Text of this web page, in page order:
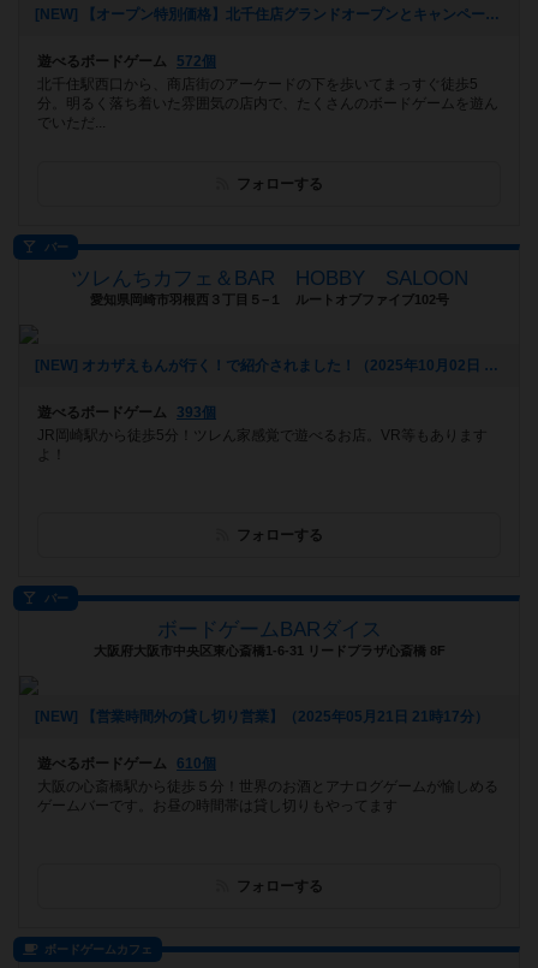
[NEW] 【オープン特別価格】北千住店グランドオープンとキャンペーンのご案内（2026年01月09日 14時39分）
遊べるボードゲーム
572個
北千住駅西口から、商店街のアーケードの下を歩いてまっすぐ徒歩5
分。明るく落ち着いた雰囲気の店内で、たくさんのボードゲームを遊ん
でいただ...
フォローする
バー
ツレんちカフェ＆BAR HOBBY SALOON
愛知県岡崎市羽根西３丁目５−１ ルートオブファイブ102号
[NEW] オカザえもんが行く！で紹介されました！（2025年10月02日 18時35分）
遊べるボードゲーム
393個
JR岡崎駅から徒歩5分！ツレん家感覚で遊べるお店。VR等もあります
よ！
フォローする
バー
ボードゲームBARダイス
大阪府大阪市中央区東心斎橋1-6-31 リードプラザ心斎橋 8F
[NEW] 【営業時間外の貸し切り営業】（2025年05月21日 21時17分）
遊べるボードゲーム
610個
大阪の心斎橋駅から徒歩５分！世界のお酒とアナログゲームが愉しめる
ゲームバーです。お昼の時間帯は貸し切りもやってます
フォローする
ボードゲームカフェ